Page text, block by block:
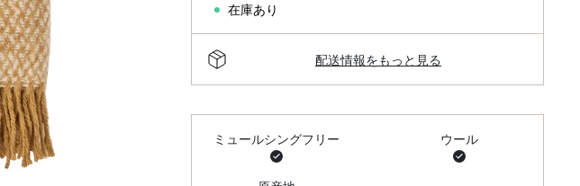
在庫あり
配送情報をもっと見る
ミュールシングフリー ウール